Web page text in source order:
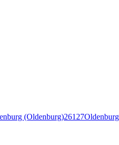
(Oldenburg)26127